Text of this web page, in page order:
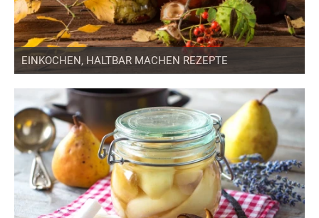
EINKOCHEN, HALTBAR MACHEN REZEPTE